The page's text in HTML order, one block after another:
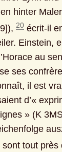
hinter
20 écrit-il
Einstein,
au
ses
il est
d’«
» (K
sont tout